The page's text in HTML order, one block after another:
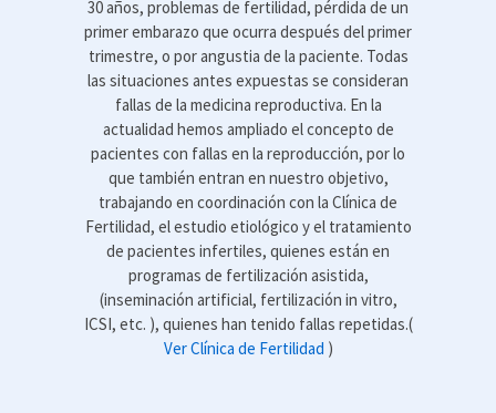
30 años, problemas de fertilidad, pérdida de un
primer embarazo que ocurra después del primer
trimestre, o por angustia de la paciente. Todas
las situaciones antes expuestas se consideran
fallas de la medicina reproductiva. En la
actualidad hemos ampliado el concepto de
pacientes con fallas en la reproducción, por lo
que también entran en nuestro objetivo,
trabajando en coordinación con la Clínica de
Fertilidad, el estudio etiológico y el tratamiento
de pacientes infertiles, quienes están en
programas de fertilización asistida,
(inseminación artificial, fertilización in vitro,
ICSI, etc. ), quienes han tenido fallas repetidas.(
Ver Clínica de Fertilidad )